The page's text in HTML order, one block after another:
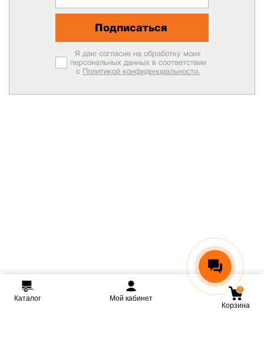
Подписаться
Я даю согласие на обработку моих
персональных данных в соответствии
с Политикой конфиденциальности.
Каталог Мой кабинет
0
Корзина